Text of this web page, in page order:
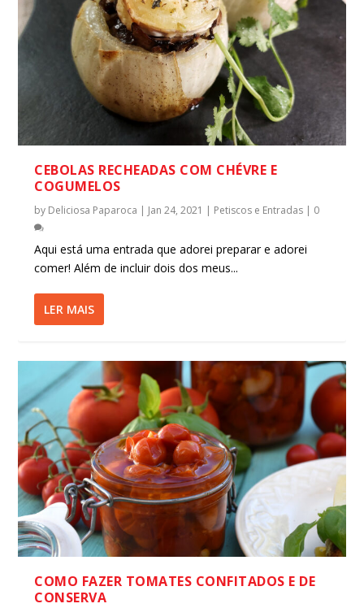
CEBOLAS RECHEADAS COM CHÉVRE E
COGUMELOS
by Deliciosa Paparoca | Jan 24, 2021 | Petiscos e Entradas | 0
Aqui está uma entrada que adorei preparar e adorei
comer! Além de incluir dois dos meus...
LER MAIS
COMO FAZER TOMATES CONFITADOS E DE
CONSERVA